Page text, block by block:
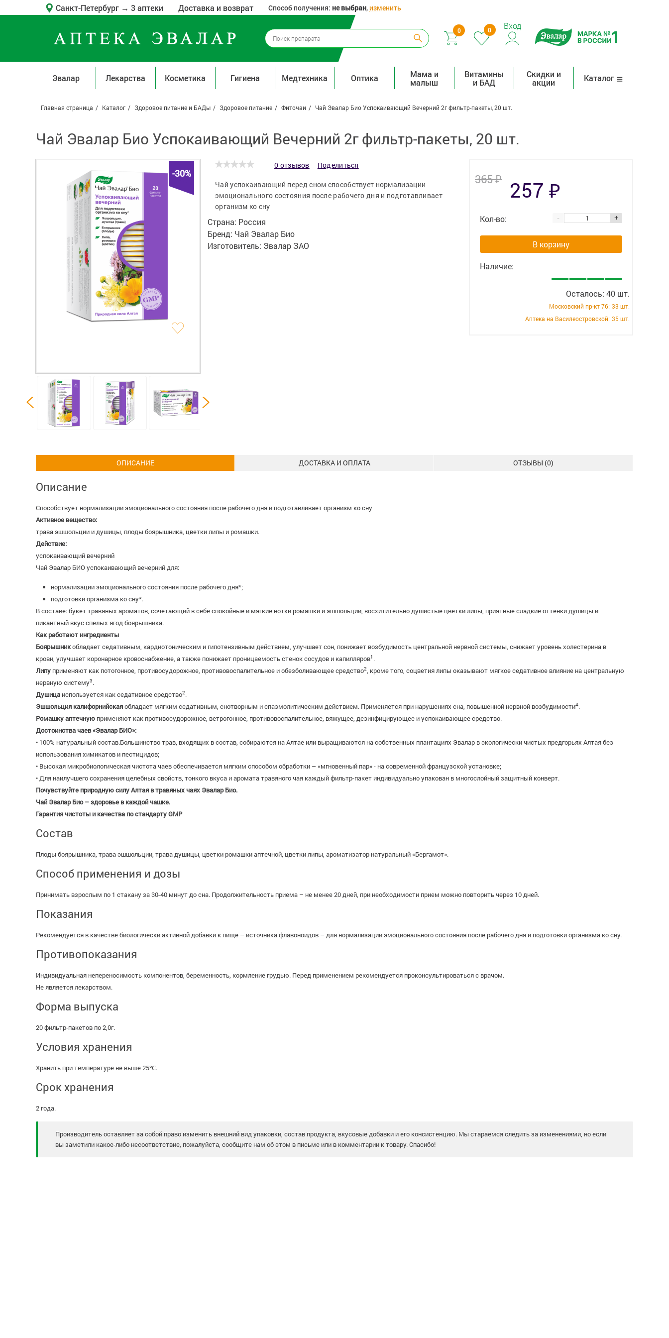
Санкт-Петербург → 3 аптеки Доставка и возврат Способ получения: не выбран,изменить
0 0 Вход
Эвалар Лекарства Косметика Гигиена Медтехника Оптика
Мама и
малыш
Витамины
и БАД
Скидки и
акции
Каталог
Главная страница Каталог Здоровое питание и БАДы Здоровое питание Фиточаи Чай Эвалар Био Успокаивающий Вечерний 2г фильтр-пакеты, 20 шт.
Чай Эвалар Био Успокаивающий Вечерний 2г фильтр-пакеты, 20 шт.
-30%
0 отзывов Поделиться
Чай успокаивающий перед сном способствует нормализации
эмоционального состояния после рабочего дня и подготавливает
организм ко сну
Страна: Россия
Бренд: Чай Эвалар Био
Изготовитель: Эвалар ЗАО
365₽ 257 ₽
Кол-во: - +
В корзину
Наличие:
Осталось: 40 шт.
Московский пр-кт 76: 33 шт.
Аптека на Василеостровской: 35 шт.
ОПИСАНИЕ ДОСТАВКА И ОПЛАТА ОТЗЫВЫ (0)
Описание
Способствует нормализации эмоционального состояния после рабочего дня и подготавливает организм ко сну
Активное вещество:
трава эшшольции и душицы, плоды боярышника, цветки липы и ромашки.
Действие:
успокаивающий вечерний
Чай Эвалар БИО успокаивающий вечерний для:
нормализации эмоционального состояния после рабочего дня*;
подготовки организма ко сну*.
В составе: букет травяных ароматов, сочетающий в себе спокойные и мягкие нотки ромашки и эшшольции, восхитительно душистые цветки липы, приятные сладкие оттенки душицы и
пикантный вкус спелых ягод боярышника.
Как работают ингредиенты
Боярышникобладает седативным, кардиотоническим и гипотензивным действием, улучшает сон, понижает возбудимость центральной нервной системы, снижает уровень холестерина в
крови, улучшает коронарное кровоснабжение, а также понижает проницаемость стенок сосудов и капилляров1 .
Липу применяют как потогонное, противосудорожное, противовоспалительное и обезболивающее средство2, кроме того, соцветия липы оказывают мягкое седативное влияние на центральную
нервную систему3.
Душица используется как седативное средство2.
Эшшольция калифорнийскаяобладает мягким седативным, снотворным и спазмолитическим действием. Применяется при нарушениях сна, повышенной нервной возбудимости4.
Ромашку аптечную применяют как противосудорожное, ветрогонное, противовоспалительное, вяжущее, дезинфицирующее и успокаивающее средство.
Достоинства чаев «Эвалар БИО»:
• 100% натуральный состав.Большинство трав, входящих в состав, собираются на Алтае или выращиваются на собственных плантациях Эвалар в экологически чистых предгорьях Алтая без
использования химикатов и пестицидов;
• Высокая микробиологическая чистота чаев обеспечивается мягким способом обработки – «мгновенный пар» - на современной французской установке;
• Для наилучшего сохранения целебных свойств, тонкого вкуса и аромата травяного чая каждый фильтр-пакет индивидуально упакован в многослойный защитный конверт.
Почувствуйте природную силу Алтая в травяных чаях Эвалар Био.
Чай Эвалар Био – здоровье в каждой чашке.
Гарантия чистоты и качества по стандарту GMP
Состав
Плоды боярышника, трава эшшольции, трава душицы, цветки ромашки аптечной, цветки липы, ароматизатор натуральный «Бергамот».
Способ применения и дозы
Принимать взрослым по 1 стакану за 30-40 минут до сна. Продолжительность приема – не менее 20 дней, при необходимости прием можно повторить через 10 дней.
Показания
Рекомендуется в качестве биологически активной добавки к пище – источника флавоноидов – для нормализации эмоционального состояния после рабочего дня и подготовки организма ко сну.
Противопоказания
Индивидуальная непереносимость компонентов, беременность, кормление грудью. Перед применением рекомендуется проконсультироваться с врачом.
Не является лекарством.
Форма выпуска
20 фильтр-пакетов по 2,0г.
Условия хранения
Хранить при температуре не выше 25℃.
Срок хранения
2 года.
Производитель оставляет за собой право изменить внешний вид упаковки, состав продукта, вкусовые добавки и его консистенцию. Мы стараемся следить за изменениями, но если
вы заметили какое-либо несоответствие, пожалуйста, сообщите нам об этом в письме или в комментарии к товару. Спасибо!